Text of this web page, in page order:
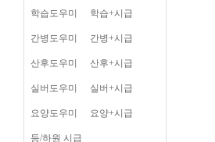
학습도우미 학습+시급
간병도우미 간병+시급
산후도우미 산후+시급
실버도우미 실버+시급
요양도우미 요양+시급
등/하원 시급